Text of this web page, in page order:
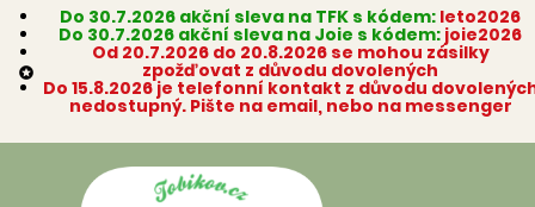

Do 30.7.2026 akční sleva na TFK s kódem: leto2026
Do 30.7.2026 akční sleva na Joie s kódem: joie2026
Od 20.7.2026 do 20.8.2026 se mohou zásilky
zpožďovat z důvodu dovolených
Do 15.8.2026 je telefonní kontakt z důvodu
nedostupný. Pište na email, nebo na messenger